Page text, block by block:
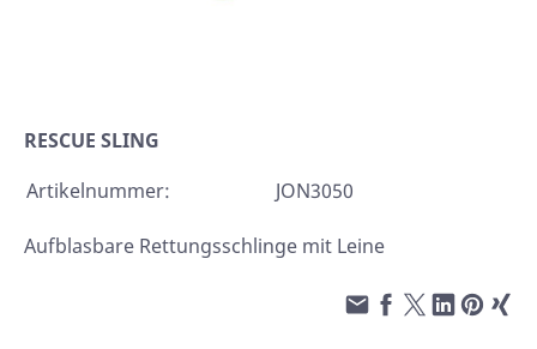
RESCUE SLING
Artikelnummer:
JON3050
Aufblasbare Rettungsschlinge mit Leine